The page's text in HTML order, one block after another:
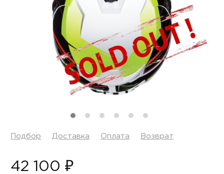
Подбор Доставка Оплата Возврат
42 100 ₽